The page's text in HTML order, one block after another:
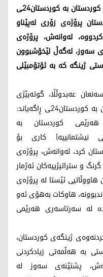
گوتەبێژی دەستەی ژینگەی هەرێمی کوردستان بە کوردستان24ـی
پرۆژەی زۆری لەپێناو
لەوانەش، پرۆژەی
سەوز، لەگەڵ لێخۆشبوون
ژینگە کە بە ئۆتۆمبێلی
7ـی ئەیلوولی 2025، سەنعان عەبدوڵڵا، گوتەبێژی
دەستەی ژینگەی هەرێمی کوردستان بە کوردستان24ـی ڕاگەیاند:
کوردستان بە
نیشتمانییە) کاری بۆ
کرد، لەوانەش، پرۆژەی
و ستراتیژییەکان ئەژمار
زیاتر لە 4 ملیۆن هاووڵاتیی ئێستا لە پرۆژەی
سوودمەندبوونە، هاوکات بەهۆی ئەو
هەزار و 200 موەلیدە لە سەرتاسەری هەرێمی
ژینگەی کوردستان،
بە هەڵمەتی زیادکردنی
پشتێنەی سەوز لە